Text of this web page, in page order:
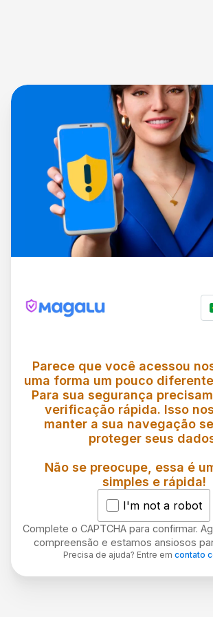
Parece que você acessou
uma forma um pouco
Para sua segurança
verificação rápida. Isso
manter a sua navegação
proteger seus
Não se preocupe, essa é
simples e rápida!
I'm not a robot
Complete o CAPTCHA para confirmar.
compreensão e estamos ansiosos
Precisa de ajuda? Entre em contato